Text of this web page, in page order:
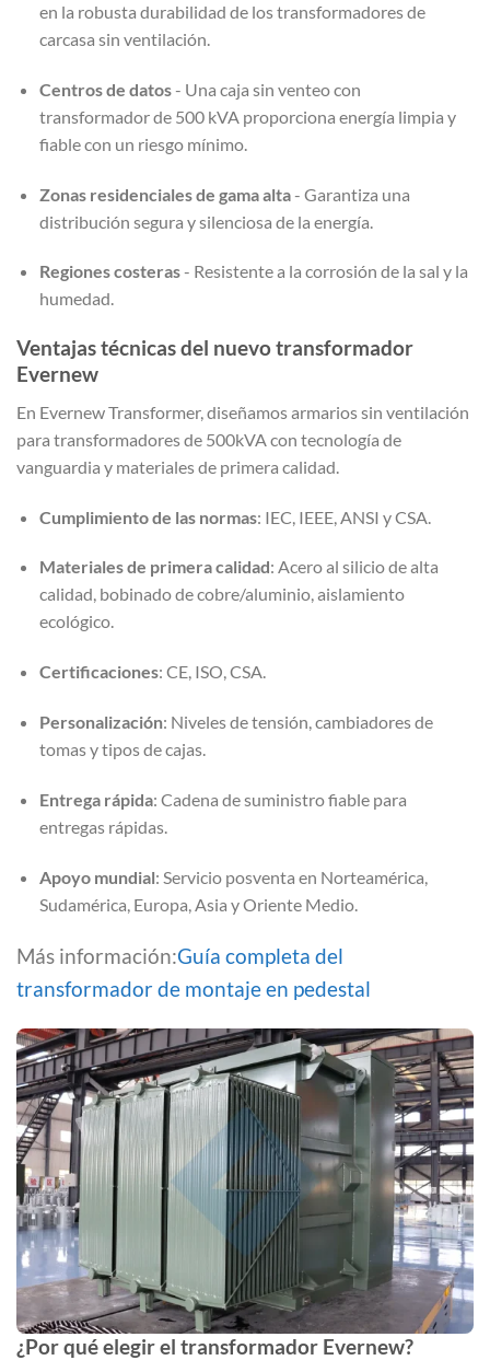
en la robusta durabilidad de los transformadores de
carcasa sin ventilación.
Centros de datos- Una caja sin venteo con
transformador de 500 kVA proporciona energía limpia y
fiable con un riesgo mínimo.
Zonas residenciales de gama alta- Garantiza una
distribución segura y silenciosa de la energía.
Regiones costeras- Resistente a la corrosión de la sal y la
humedad.
Ventajas técnicas del nuevo transformador
Evernew
En Evernew Transformer, diseñamos armarios sin ventilación
para transformadores de 500kVA con tecnología de
vanguardia y materiales de primera calidad.
Cumplimiento de las normas: IEC, IEEE, ANSI y CSA.
Materiales de primera calidad: Acero al silicio de alta
calidad, bobinado de cobre/aluminio, aislamiento
ecológico.
Certificaciones: CE, ISO, CSA.
Personalización: Niveles de tensión, cambiadores de
tomas y tipos de cajas.
Entrega rápida: Cadena de suministro fiable para
entregas rápidas.
Apoyo mundial: Servicio posventa en Norteamérica,
Sudamérica, Europa, Asia y Oriente Medio.
Más información:Guía completa del
transformador de montaje en pedestal
¿Por qué elegir el transformador Evernew?